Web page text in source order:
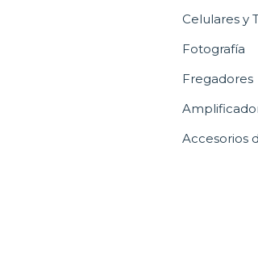
Celulares y
Fotografía
Fregadores
Accesorios